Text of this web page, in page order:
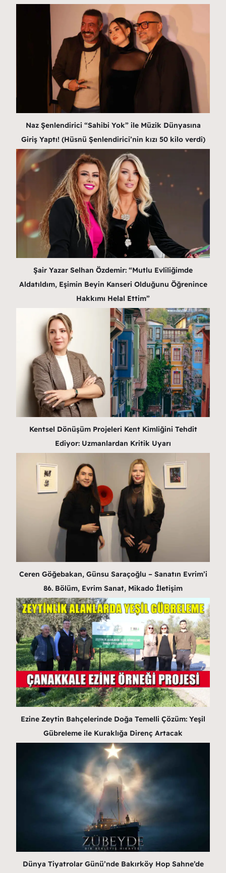
Naz Şenlendirici “Sahibi Yok” ile Müzik Dünyasına
Giriş Yaptı! (Hüsnü Şenlendirici’nin kızı 50 kilo verdi)
Şair Yazar Selhan Özdemir: “Mutlu Evliliğimde
Aldatıldım, Eşimin Beyin Kanseri Olduğunu Öğrenince
Hakkımı Helal Ettim”
Kentsel Dönüşüm Projeleri Kent Kimliğini Tehdit
Ediyor: Uzmanlardan Kritik Uyarı
Ceren Göğebakan, Günsu Saraçoğlu – Sanatın Evrim’i
86. Bölüm, Evrim Sanat, Mikado İletişim
Ezine Zeytin Bahçelerinde Doğa Temelli Çözüm: Yeşil
Gübreleme ile Kuraklığa Direnç Artacak
Dünya Tiyatrolar Günü’nde Bakırköy Hop Sahne’de